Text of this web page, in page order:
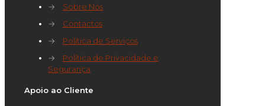
→
Sobre Nós
→
Contactos
→
Política de Serviços
→
Política de Privacidade e
Segurança
Apoio ao Cliente